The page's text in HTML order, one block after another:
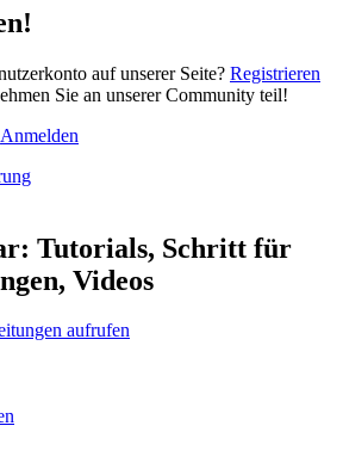
auf unserer Seite? Registrieren
Sie an unserer Community teil!
Anmelden
Tutorials, Schritt für
Videos
aufrufen